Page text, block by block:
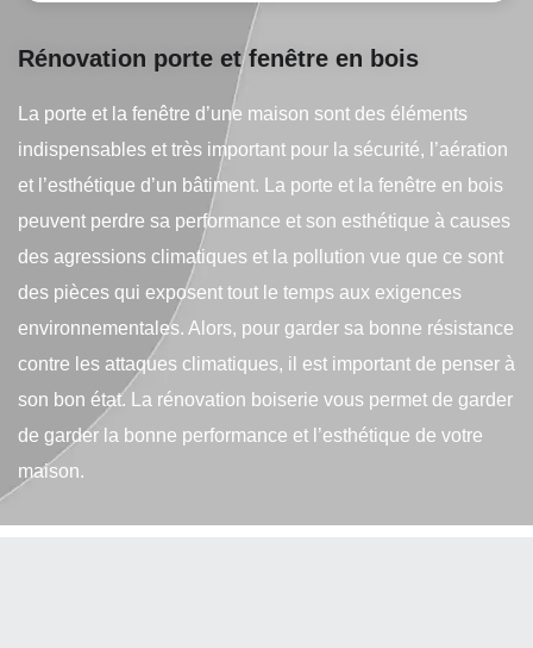
Rénovation porte et fenêtre en bois
La porte et la fenêtre d’une maison sont des éléments
indispensables et très important pour la sécurité, l’aération
et l’esthétique d’un bâtiment. La porte et la fenêtre en bois
peuvent perdre sa performance et son esthétique à causes
des agressions climatiques et la pollution vue que ce sont
des pièces qui exposent tout le temps aux exigences
environnementales. Alors, pour garder sa bonne résistance
contre les attaques climatiques, il est important de penser à
son bon état. La rénovation boiserie vous permet de garder
de garder la bonne performance et l’esthétique de votre
maison.